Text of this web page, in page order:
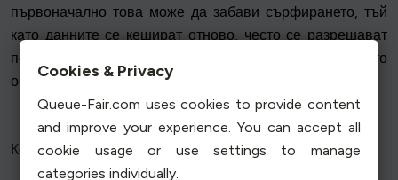
първоначално това може да забави сърфирането, тъй
като данните се кешират отново, често се разрешават
постоянни проблеми и се намаляват сривовете, което
осигурява по-надеждно сърфиране.
Конфликти при разширенията на браузъра
Cookies & Privacy
Queue-Fair.com uses cookies to provide content
and improve your experience. You can accept all
cookie usage or use settings to manage
categories individually.